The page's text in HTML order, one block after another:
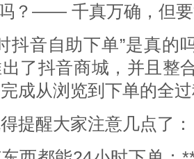
？—— 千真万确，但
抖音自助下单”是真的
了抖音商城，并且整
成从浏览到下单的全
提醒大家注意几点了：